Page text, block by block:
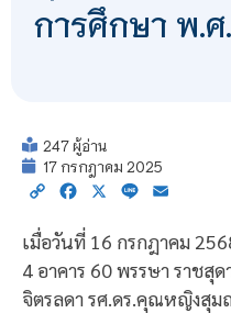
การศึกษา พ.
247 ผู้อ่าน
17 กรกฎาคม 2025
Copy Facebook
X Line
เมื่อวันที่ 16 กรกฎาคม
4 อาคาร 60 พรรษา ราชสุ
จิตรลดา รศ.ดร.คุณหญิงสุ